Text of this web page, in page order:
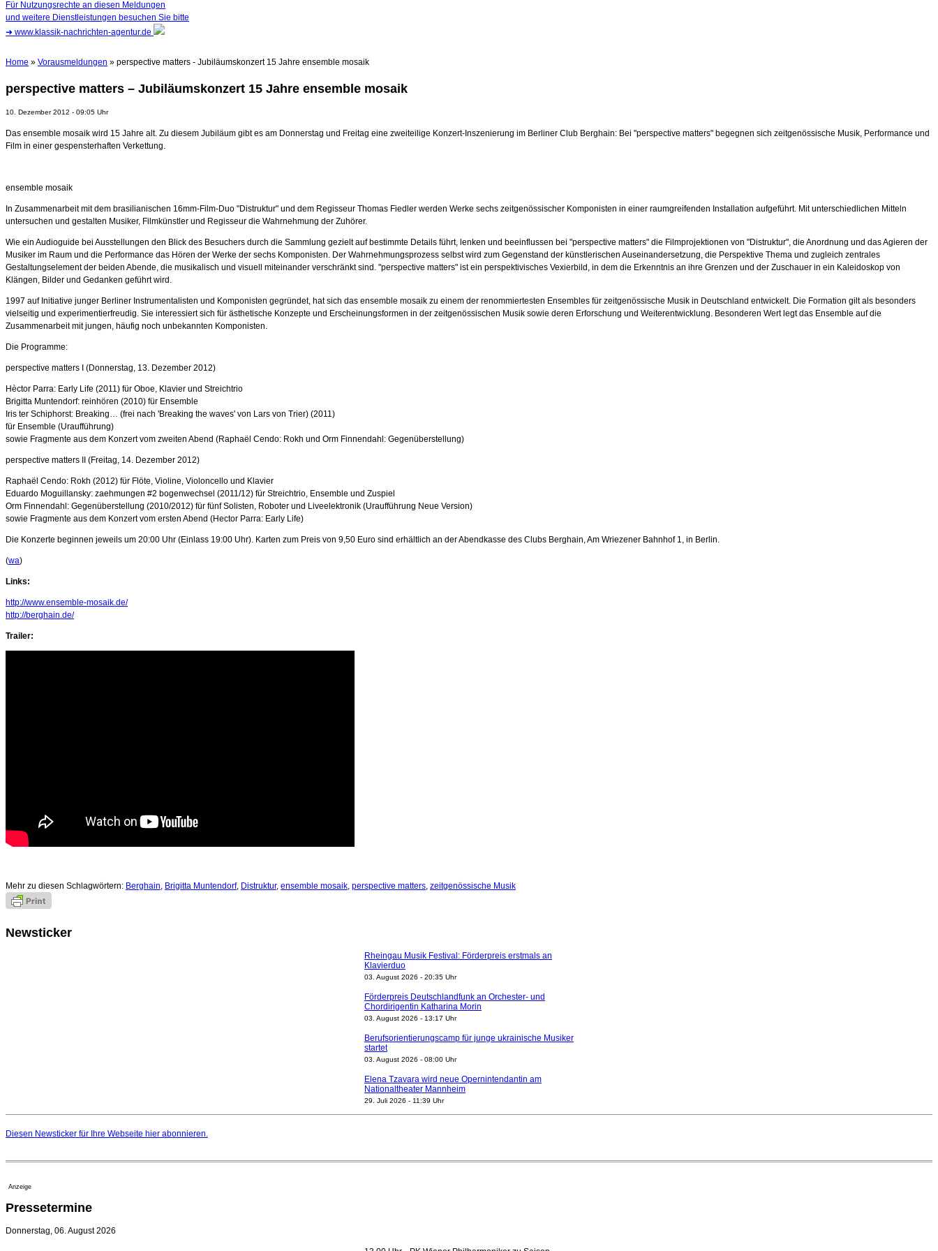
Für Nutzungsrechte an diesen Meldungen
und weitere Dienstleistungen besuchen Sie bitte
➜ www.klassik-nachrichten-agentur.de
Home » Vorausmeldungen » perspective matters - Jubiläumskonzert 15 Jahre ensemble mosaik
perspective matters – Jubiläumskonzert 15 Jahre ensemble mosaik
10. Dezember 2012 - 09:05 Uhr
Das ensemble mosaik wird 15 Jahre alt. Zu diesem Jubiläum gibt es am Donnerstag und Freitag eine zweiteilige Konzert-Inszenierung im Berliner Club Berghain: Bei "perspective matters" begegnen sich zeitgenössische Musik, Performance und
Film in einer gespensterhaften Verkettung.
ensemble mosaik
In Zusammenarbeit mit dem brasilianischen 16mm-Film-Duo "Distruktur" und dem Regisseur Thomas Fiedler werden Werke sechs zeitgenössischer Komponisten in einer raumgreifenden Installation aufgeführt. Mit unterschiedlichen Mitteln
untersuchen und gestalten Musiker, Filmkünstler und Regisseur die Wahrnehmung der Zuhörer.
Wie ein Audioguide bei Ausstellungen den Blick des Besuchers durch die Sammlung gezielt auf bestimmte Details führt, lenken und beeinflussen bei "perspective matters" die Filmprojektionen von "Distruktur", die Anordnung und das Agieren der
Musiker im Raum und die Performance das Hören der Werke der sechs Komponisten. Der Wahrnehmungsprozess selbst wird zum Gegenstand der künstlerischen Auseinandersetzung, die Perspektive Thema und zugleich zentrales
Gestaltungselement der beiden Abende, die musikalisch und visuell miteinander verschränkt sind. "perspective matters" ist ein perspektivisches Vexierbild, in dem die Erkenntnis an ihre Grenzen und der Zuschauer in ein Kaleidoskop von
Klängen, Bilder und Gedanken geführt wird.
1997 auf Initiative junger Berliner Instrumentalisten und Komponisten gegründet, hat sich das ensemble mosaik zu einem der renommiertesten Ensembles für zeitgenössische Musik in Deutschland entwickelt. Die Formation gilt als besonders
vielseitig und experimentierfreudig. Sie interessiert sich für ästhetische Konzepte und Erscheinungsformen in der zeitgenössischen Musik sowie deren Erforschung und Weiterentwicklung. Besonderen Wert legt das Ensemble auf die
Zusammenarbeit mit jungen, häufig noch unbekannten Komponisten.
Die Programme:
perspective matters I (Donnerstag, 13. Dezember 2012)
Hèctor Parra: Early Life (2011) für Oboe, Klavier und Streichtrio
Brigitta Muntendorf: reinhören (2010) für Ensemble
Iris ter Schiphorst: Breaking… (frei nach 'Breaking the waves' von Lars von Trier) (2011)
für Ensemble (Uraufführung)
sowie Fragmente aus dem Konzert vom zweiten Abend (Raphaël Cendo: Rokh und Orm Finnendahl: Gegenüberstellung)
perspective matters II (Freitag, 14. Dezember 2012)
Raphaël Cendo: Rokh (2012) für Flöte, Violine, Violoncello und Klavier
Eduardo Moguillansky: zaehmungen #2 bogenwechsel (2011/12) für Streichtrio, Ensemble und Zuspiel
Orm Finnendahl: Gegenüberstellung (2010/2012) für fünf Solisten, Roboter und Liveelektronik (Uraufführung Neue Version)
sowie Fragmente aus dem Konzert vom ersten Abend (Hector Parra: Early Life)
Die Konzerte beginnen jeweils um 20:00 Uhr (Einlass 19:00 Uhr). Karten zum Preis von 9,50 Euro sind erhältlich an der Abendkasse des Clubs Berghain, Am Wriezener Bahnhof 1, in Berlin.
(wa)
Links:
http://www.ensemble-mosaik.de/
http://berghain.de/
Trailer:
Mehr zu diesen Schlagwörtern: Berghain, Brigitta Muntendorf, Distruktur, ensemble mosaik, perspective matters, zeitgenössische Musik
Newsticker
Rheingau Musik Festival: Förderpreis erstmals an
Klavierduo
03. August 2026 - 20:35 Uhr
Förderpreis Deutschlandfunk an Orchester- und
Chordirigentin Katharina Morin
03. August 2026 - 13:17 Uhr
Berufsorientierungscamp für junge ukrainische Musiker
startet
03. August 2026 - 08:00 Uhr
Elena Tzavara wird neue Opernintendantin am
Nationaltheater Mannheim
29. Juli 2026 - 11:39 Uhr
Kammerorchester Heilbronn: Chefdirigent Risto Joost
Diesen Newsticker für Ihre Webseite hier abonnieren.
Anzeige
Pressetermine
Donnerstag, 06. August 2026